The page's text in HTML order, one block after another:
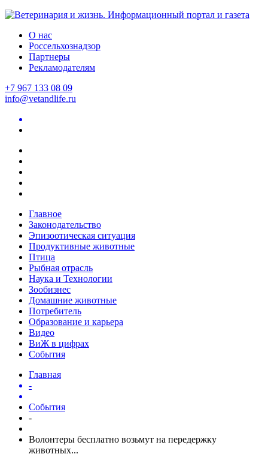
О нас
Россельхознадзор
Партнеры
Рекламодателям
+7 967 133 08 09
info@vetandlife.ru
Главное
Законодательство
Эпизоотическая ситуация
Продуктивные животные
Птица
Рыбная отрасль
Наука и Технологии
Зообизнес
Домашние животные
Потребитель
Образование и карьера
Видео
ВиЖ в цифрах
События
Главная
-
События
-
Волонтеры бесплатно возьмут на передержку
животных...